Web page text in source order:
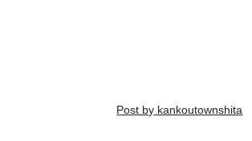
Post by kankoutownshita